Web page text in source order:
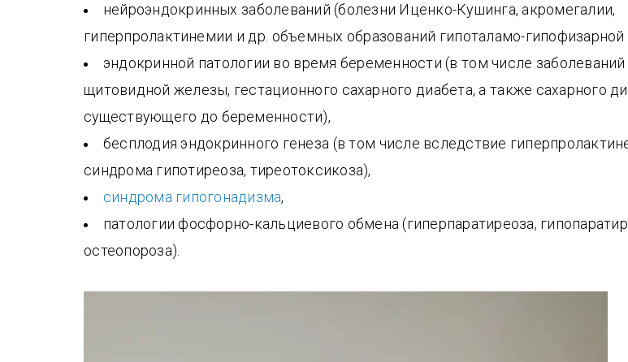
нейроэндокринных заболеваний (болезни Иценко-Кушинга, акромегалии,
гиперпролактинемии и др. объемных образований гипоталамо-гипофизарной
эндокринной патологии во время беременности (в том числе заболеваний
щитовидной железы, гестационного сахарного диабета, а также сахарного
существующего до беременности),
бесплодия эндокринного генеза (в том числе вследствие
синдрома гипотиреоза, тиреотоксикоза),
синдрома гипогонадизма,
патологии фосфорно-кальциевого обмена (гиперпаратиреоза,
остеопороза).